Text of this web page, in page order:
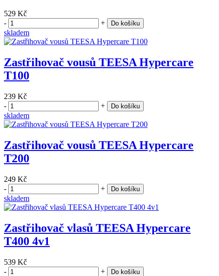
529 Kč
-
+ Do košíku
skladem
Zastřihovač vousů TEESA Hypercare
T100
239 Kč
-
+ Do košíku
skladem
Zastřihovač vousů TEESA Hypercare
T200
249 Kč
-
+ Do košíku
skladem
Zastřihovač vlasů TEESA Hypercare
T400 4v1
539 Kč
-
+ Do košíku